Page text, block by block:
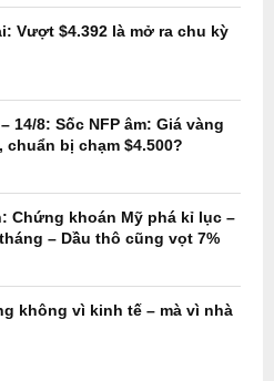
H
Vượt $4.392 là mở ra chu kỳ
14/8: Sốc NFP âm: Giá vàng
bị chạm $4.500?
Chứng khoán Mỹ phá kỉ lục –
– Dầu thô cũng vọt 7%
không vì kinh tế – mà vì nhà